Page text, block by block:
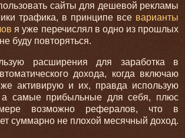
сайты для дешевой рекламы
трафика, в принципе все варианты
я уже перечислял в одно из прошлых
буду повторяться.
расширения для заработка в
дохода, когда включаю
активирую и их, правда использую
а самые прибыльные для себя, плюс
возможно рефералов, что в
суммарно не плохой месячный доход.